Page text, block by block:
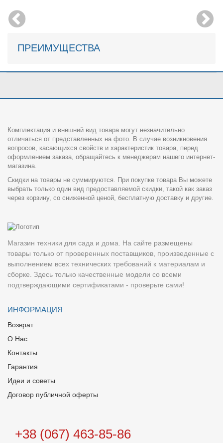
ПРЕИМУЩЕСТВА
Комплектация и внешний вид товара могут незначительно
отличаться от представленных на фото. В случае возникновения
вопросов, касающихся свойств и характеристик товара, перед
оформлением заказа, обращайтесь к менеджерам нашего интернет-
магазина.
Скидки на товары не суммируются. При покупке товара Вы можете
выбрать только один вид предоставляемой скидки, такой как заказ
через корзину, со сниженной ценой, бесплатную доставку и другие.
Магазин техники для сада и дома. На сайте размещены
товары только от проверенных поставщиков, произведенные с
выполнением всех технических требований к материалам и
сборке. Здесь только качественные модели со всеми
подтверждающими сертификатами - проверьте сами!
ИНФОРМАЦИЯ
Возврат
О Нас
Контакты
Гарантия
Идеи и советы
Договор публичной оферты
+38 (067) 463-85-86